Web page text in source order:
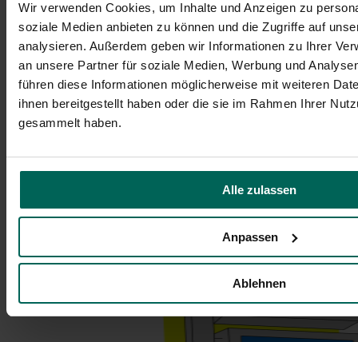
Wir verwenden Cookies, um Inhalte und Anzeigen zu
soziale Medien anbieten zu können und die Zugriffe auf
analysieren. Außerdem geben wir Informationen zu Ihrer
an unsere Partner für soziale Medien, Werbung und
führen diese Informationen möglicherweise mit weiteren
ihnen bereitgestellt haben oder die sie im Rahmen Ihrer
gesammelt haben.
Alle zulassen
Anpassen
Ablehnen
office@kofferfabrik.cchttp://www.kofferfabrik.cc
Kulturverein Kofferfabrik e.V. Lange Str. 81 90762 Fürth 0911 /
706806 office@kofferfabrik.cc http://www.Kofferfabrik.cc
Anreise planen
GoogleMaps
Open Street Maps
Website